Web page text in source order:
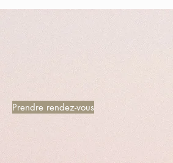
Prendre rendez-vous